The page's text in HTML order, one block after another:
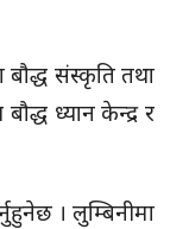
बौद्ध संस्कृति तथा
ध्यान केन्द्र र
। लुम्बिनीमा